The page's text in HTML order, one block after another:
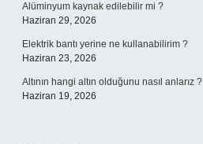
Alüminyum kaynak edilebilir mi ?
Haziran 29, 2026
Elektrik bantı yerine ne kullanabilirim ?
Haziran 23, 2026
Altının hangi altın olduğunu nasıl anlarız ?
Haziran 19, 2026